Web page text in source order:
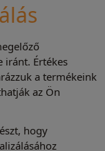
iránt. Értékes
a termékeink
az Ön
hogy